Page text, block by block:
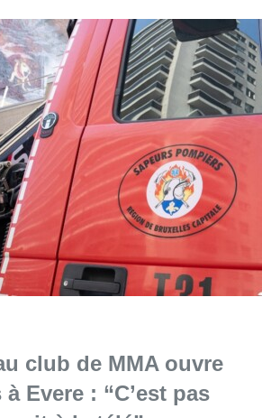
club de MMA ouvre
Evere : “C’est pas